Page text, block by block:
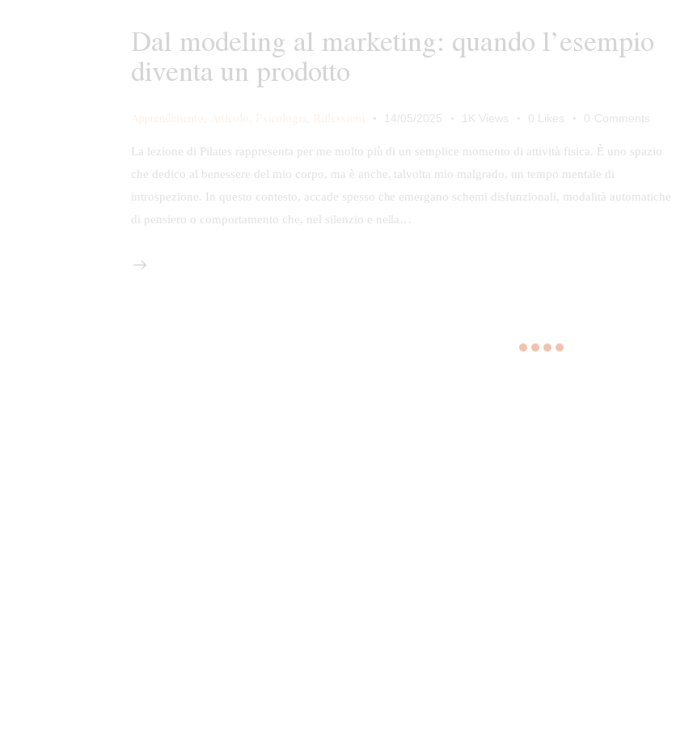
Dal modeling al marketing: quando l’esempio
diventa un prodotto
14/05/2025 1K Views 0 Likes 0 Comments
La lezione di Pilates rappresenta per me molto più di un semplice momento di attività fisica. È uno spazio
che dedico al benessere del mio corpo, ma è anche, talvolta mio malgrado, un tempo mentale di
introspezione. In questo contesto, accade spesso che emergano schemi disfunzionali, modalità automatiche
di pensiero o comportamento che, nel silenzio e nella…